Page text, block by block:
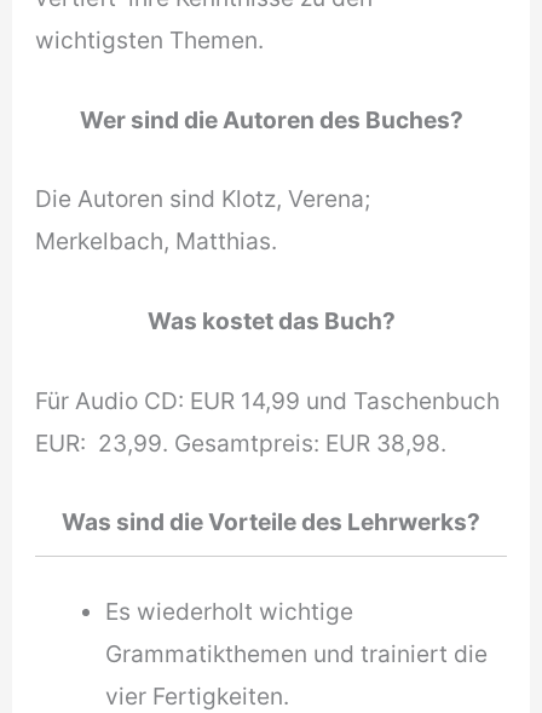
wichtigsten Themen.
Wer sind die Autoren des Buches?
Die Autoren sind Klotz, Verena;
Merkelbach, Matthias.
Was kostet das Buch?
Für Audio CD: EUR 14,99 und Taschenbuch
EUR: 23,99. Gesamtpreis: EUR 38,98.
Was sind die Vorteile des Lehrwerks?
Es wiederholt wichtige
Grammatikthemen und trainiert die
vier Fertigkeiten.